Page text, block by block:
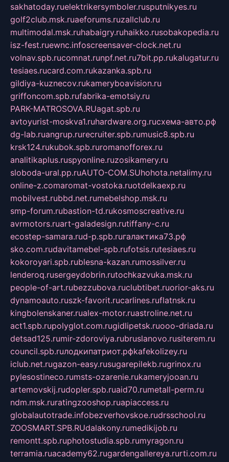
sakhatoday.ruelektrikersymboler.rusputnikyes.ru
golf2club.msk.ruaeforums.ruzallclub.ru
multimodal.msk.ruhabaigry.ruhaikko.rusobakopedia.ru
isz-fest.ruewnc.infoscreensaver-clock.net.ru
volnav.spb.rucomnat.runpf.net.ru7bit.pp.rukalugatur.ru
tesiaes.rucard.com.rukazanka.spb.ru
gildiya-kuznecov.rukameryboavision.ru
griffoncom.spb.rufabrika-emotsiy.ru
PARK-MATROSOVA.RUagat.spb.ru
avtoyurist-moskva1.ruhardware.org.ruсхема-авто.рф
dg-lab.ruangrup.rurecruiter.spb.rumusic8.spb.ru
krsk124.rukubok.spb.ruromanofforex.ru
analitikaplus.ruspyonline.ruzosikamery.ru
sloboda-ural.pp.ruAUTO-COM.SUhohota.netalimy.ru
online-z.comaromat-vostoka.ruotdelkaexp.ru
mobilvest.rubbd.net.rumebelshop.msk.ru
smp-forum.rubastion-td.rukosmoscreative.ru
avrmotors.ruart-galadesign.rutiffany-c.ru
ecostep-samara.rud-p.spb.ruгалактика73.рф
sko.com.rudavitamebel-spb.rufotsis.rutesiaes.ru
kokoroyari.spb.rublesna-kazan.rumossilver.ru
lenderoq.rusergeydobrin.rutochkazvuka.msk.ru
people-of-art.rubezzubova.ruclubtibet.ruorior-aks.ru
dynamoauto.ruszk-favorit.rucarlines.ruflatnsk.ru
kingbolenskaner.rualex-motor.ruastroline.net.ru
act1.spb.rupolyglot.com.rugidlipetsk.ruooo-driada.ru
detsad125.rumir-zdoroviya.rubruslanovo.rusiterem.ru
council.spb.ruлодкипатриот.рфkafekolizey.ru
iclub.net.rugazon-easy.rusugarepilekb.rugrinox.ru
pylesostineco.rumsts-ozarenie.rukameryjooan.ru
artemovskij.rudopler.spb.ruaid70.rumetall-perm.ru
ndm.msk.ruratingzooshop.ruapiaccess.ru
globalautotrade.infobezverhovskoe.rudrsschool.ru
ZOOSMART.SPB.RUdalakony.rumedikijob.ru
remontt.spb.ruphotostudia.spb.rumyragon.ru
terramia.ruacademy62.rugardengallereya.rurti.com.ru